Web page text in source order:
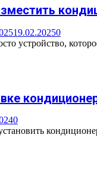
19.02.20250
устройство,
0